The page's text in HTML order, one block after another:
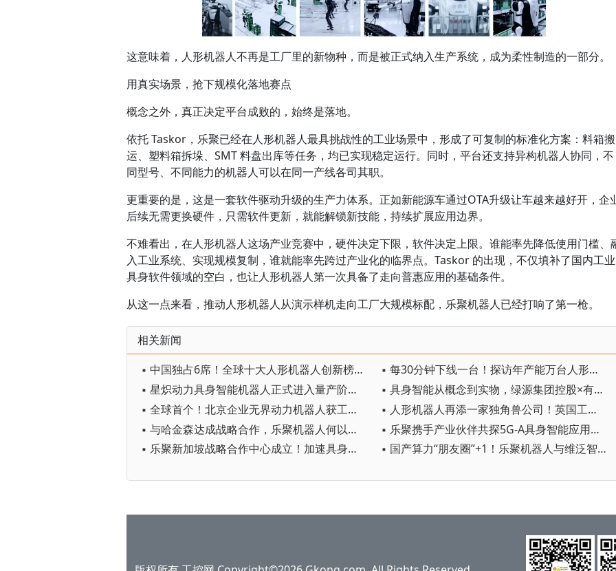
这意味着，人形机器人不再是工厂里的新物种，而是被正式纳入生产系统，成为柔性制造的一部分。
用真实场景，抢下规模化落地赛点
概念之外，真正决定平台成败的，始终是落地。
依托 Taskor，乐聚已经在人形机器人最具挑战性的工业场景中，形成了可复制的标准化方案：料箱搬
运、塑料箱拆垛、SMT 料盘出库等任务，均已实现稳定运行。同时，平台还支持异构机器人协同，不
同型号、不同能力的机器人可以在同一产线各司其职。
更重要的是，这是一套软件驱动升级的生产力体系。正如新能源车通过OTA升级让车越来越好开，企
后续无需更换硬件，只需软件更新，就能解锁新技能，持续扩展应用边界。
不难看出，在人形机器人这场产业竞赛中，硬件决定下限，软件决定上限。谁能率先降低使用门槛、
入工业系统、实现规模复制，谁就能率先跨过产业化的临界点。Taskor 的出现，不仅填补了国内工业
具身软件领域的空白，也让人形机器人第一次具备了走向普惠应用的基础条件。
从这一点来看，推动人形机器人从演示样机走向工厂大规模标配，乐聚机器人已经打响了第一枪。
相关新闻
▪ 中国独占6席！全球十大人形机器人创新榜出炉
▪ 每30分钟下线一台！探访年产能万台人形机器人工厂
▪ 星炽动力具身智能机器人正式进入量产阶段——制造体系完成从验证到交付的关键跨越
▪ 具身智能从概念到实物，绿源集团控股×有鹿1万台首批量产交付落地
▪ 全球首个！北京企业无界动力机器人获工业级全域CE认证
▪ 人形机器人再添一家独角兽公司！英国工业人形机器人初创公司Humanoid融资1.33亿欧元
▪ 与哈金森达成战略合作，乐聚机器人何以持续获得工业巨头青睐？
▪ 乐聚携手产业伙伴共探5G-A具身智能应用新边界
▪ 乐聚新加坡战略合作中心成立！加速具身智能东南亚布局
▪ 国产算力“朋友圈”+1！乐聚机器人与维泛智能达成战略合作